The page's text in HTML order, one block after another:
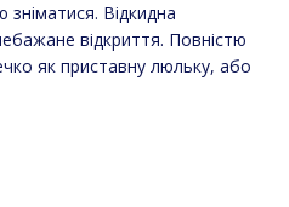
зніматися. Відкидна
відкриття. Повністю
як приставну люльку, або